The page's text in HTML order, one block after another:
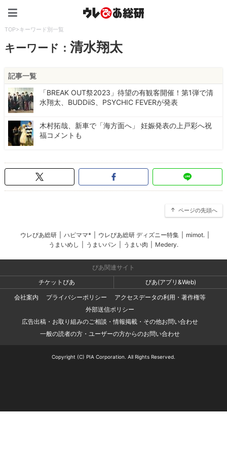
TOP>キーワード別一覧
キーワード：清水翔太
記事一覧
「BREAK OUT祭2023」待望の有観客開催！第1弾で清
水翔太、BUDDiiS、PSYCHIC FEVERが発表
木村拓哉、新車で「海方面へ」 妊娠発表の上戸彩へ祝
福コメントも
ページの先頭へ
ウレぴあ総研 ハピママ* ウレぴあ総研 ディズニー特集 mimot.
うまいめし
うまいパン うまい肉 Medery.
ぴあ関連サイト
チケットぴあ
ぴあ(アプリ&Web)
会社案内
プライバシーポリシー
アクセスデータの利用・著作権等
外部送信ポリシー
広告出稿・お取り組みのご相談・情報掲載・その他お問い合わせ
一般の読者の方・ユーザーの方からのお問い合わせ
Copyright (C) PIA Corporation. All Rights Reserved.